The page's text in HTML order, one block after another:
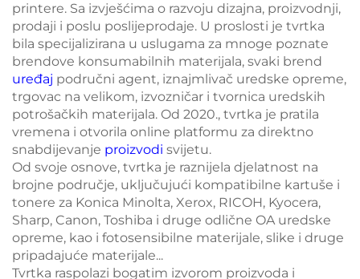
printere. Sa izvješćima o razvoju dizajna, proizvodnji,
prodaji i poslu poslijeprodaje. U proslosti je tvrtka
bila specijalizirana u uslugama za mnoge poznate
brendove konsumabilnih materijala, svaki brend
uređaj područni agent, iznajmlivač uredske opreme,
trgovac na velikom, izvozničar i tvornica uredskih
potrošačkih materijala. Od 2020., tvrtka je pratila
vremena i otvorila online platformu za direktno
snabdijevanje proizvodi svijetu.
Od svoje osnove, tvrtka je raznijela djelatnost na
brojne područje, uključujući kompatibilne kartuše i
tonere za Konica Minolta, Xerox, RICOH, Kyocera,
Sharp, Canon, Toshiba i druge odlične OA uredske
opreme, kao i fotosensibilne materijale, slike i druge
pripadajuće materijale...
Tvrtka raspolazi bogatim izvorom proizvoda i